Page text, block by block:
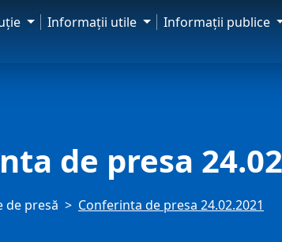
Informaţii utile Informaţii publice
de presa
de presă Conferinta de presa 24.02.2021